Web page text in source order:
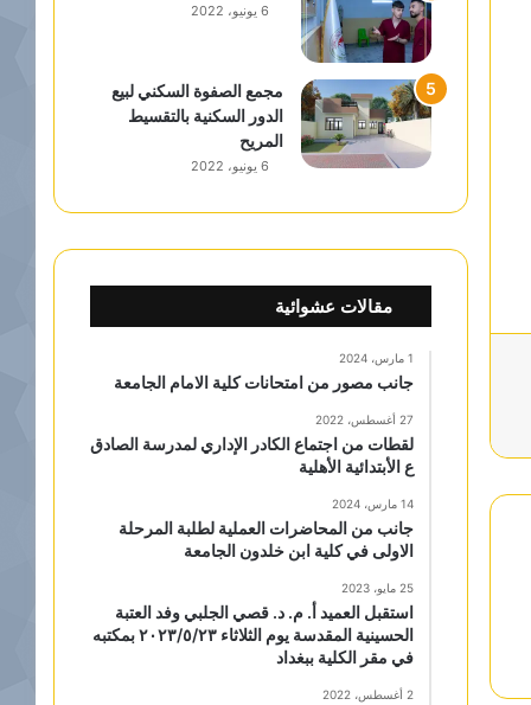
6 يونيو، 2022
مجمع الصفوة السكني لبيع
الدور السكنية بالتقسيط
المريح
6 يونيو، 2022
مقالات عشوائية
1 مارس، 2024
جانب مصور من امتحانات كلية الامام الجامعة
27 أغسطس، 2022
لقطات من اجتماع الكادر الإداري لمدرسة الصادق
ع الأبتدائية الأهلية
14 مارس، 2024
جانب من المحاضرات العملية لطلبة المرحلة
الاولى في كلية ابن خلدون الجامعة
25 مايو، 2023
استقبل العميد أ. م. د. قصي الجلبي وفد العتبة
الحسينية المقدسة يوم الثلاثاء ٢٠٢٣/٥/٢٣ بمكتبه
في مقر الكلية ببغداد
2 أغسطس، 2022